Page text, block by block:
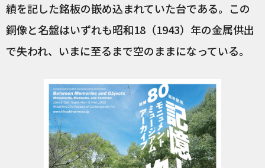
績を記した銘板の嵌め込まれていた台である。この
銅像と名盤はいずれも昭和18（1943）年の金属供出
で失われ、いまに至るまで空のままになっている。